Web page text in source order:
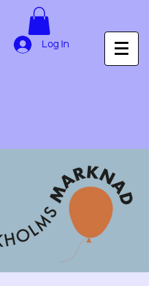
Log In